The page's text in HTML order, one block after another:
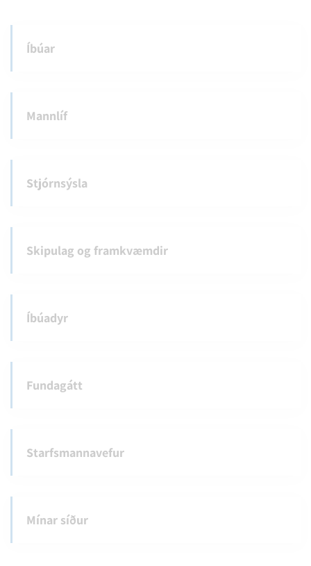
Íbúar
Mannlíf
Stjórnsýsla
Skipulag og framkvæmdir
Íbúadyr
Fundagátt
Starfsmannavefur
Mínar síður